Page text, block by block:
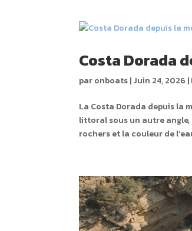
Costa Dorada
paronboats|Juin 24, 2026 |
La Costa Dorada depuis la
littoral sous un autre angle,
rochers et la couleur de